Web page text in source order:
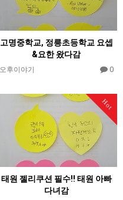
고명중학교, 정릉초등학교 요셉
&요한 왔다감
오후이야기 0
Hot
태원 젤리쿠션 필수!! 태원 아빠
다녀감